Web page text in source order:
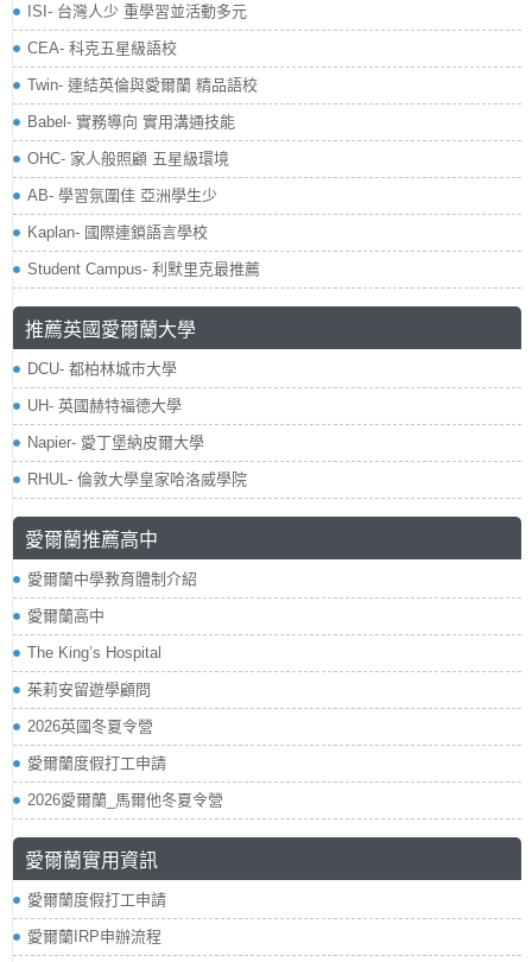
ISI- 台灣人少 重學習並活動多元
CEA- 科克五星級語校
Twin- 連結英倫與愛爾蘭 精品語校
Babel- 實務導向 實用溝通技能
OHC- 家人般照顧 五星級環境
AB- 學習氛圍佳 亞洲學生少
Kaplan- 國際連鎖語言學校
Student Campus- 利默里克最推薦
推薦英國愛爾蘭大學
DCU- 都柏林城市大學
UH- 英國赫特福德大學
Napier- 愛丁堡納皮爾大學
RHUL- 倫敦大學皇家哈洛威學院
愛爾蘭推薦高中
愛爾蘭中學教育體制介紹
愛爾蘭高中
The King’s Hospital
茱莉安留遊學顧問
2026英國冬夏令營
愛爾蘭度假打工申請
2026愛爾蘭_馬爾他冬夏令營
愛爾蘭實用資訊
愛爾蘭度假打工申請
愛爾蘭IRP申辦流程